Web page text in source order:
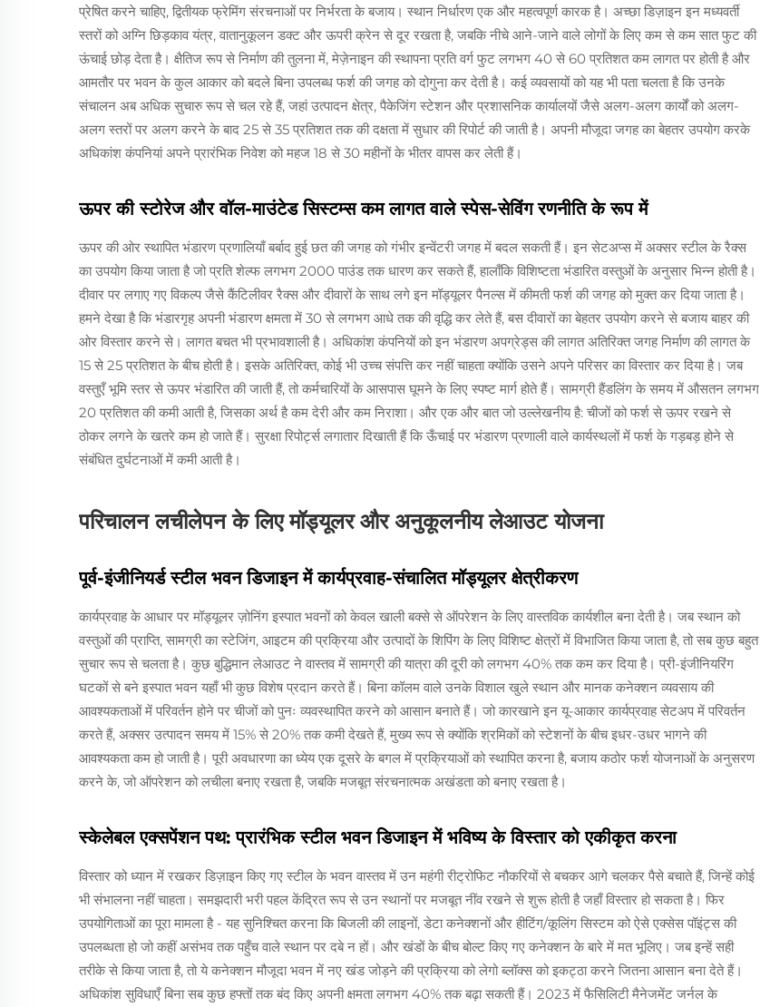
प्रेषित करने चाहिए, द्वितीयक फ्रेमिंग संरचनाओं पर निर्भरता के बजाय। स्थान निर्धारण एक और महत्वपूर्ण कारक है। अच्छा डिज़ाइन इन मध्यवर्ती
स्तरों को अग्नि छिड़काव यंत्र, वातानुकूलन डक्ट और ऊपरी क्रेन से दूर रखता है, जबकि नीचे आने-जाने वाले लोगों के लिए कम से कम सात फुट की
ऊंचाई छोड़ देता है। क्षैतिज रूप से निर्माण की तुलना में, मेज़ेनाइन की स्थापना प्रति वर्ग फुट लगभग 40 से 60 प्रतिशत कम लागत पर होती है और
आमतौर पर भवन के कुल आकार को बदले बिना उपलब्ध फर्श की जगह को दोगुना कर देती है। कई व्यवसायों को यह भी पता चलता है कि उनके
संचालन अब अधिक सुचारु रूप से चल रहे हैं, जहां उत्पादन क्षेत्र, पैकेजिंग स्टेशन और प्रशासनिक कार्यालयों जैसे अलग-अलग कार्यों को अलग-
अलग स्तरों पर अलग करने के बाद 25 से 35 प्रतिशत तक की दक्षता में सुधार की रिपोर्ट की जाती है। अपनी मौजूदा जगह का बेहतर उपयोग करके
अधिकांश कंपनियां अपने प्रारंभिक निवेश को महज 18 से 30 महीनों के भीतर वापस कर लेती हैं।
ऊपर की स्टोरेज और वॉल-माउंटेड सिस्टम्स कम लागत वाले स्पेस-सेविंग रणनीति के रूप में
ऊपर की ओर स्थापित भंडारण प्रणालियाँ बर्बाद हुई छत की जगह को गंभीर इन्वेंटरी जगह में बदल सकती हैं। इन सेटअप्स में अक्सर स्टील के रैक्स
का उपयोग किया जाता है जो प्रति शेल्फ लगभग 2000 पाउंड तक धारण कर सकते हैं, हालाँकि विशिष्टता भंडारित वस्तुओं के अनुसार भिन्न होती है।
दीवार पर लगाए गए विकल्प जैसे कैंटिलीवर रैक्स और दीवारों के साथ लगे इन मॉड्यूलर पैनल्स में कीमती फर्श की जगह को मुक्त कर दिया जाता है।
हमने देखा है कि भंडारगृह अपनी भंडारण क्षमता में 30 से लगभग आधे तक की वृद्धि कर लेते हैं, बस दीवारों का बेहतर उपयोग करने से बजाय बाहर की
ओर विस्तार करने से। लागत बचत भी प्रभावशाली है। अधिकांश कंपनियों को इन भंडारण अपग्रेड्स की लागत अतिरिक्त जगह निर्माण की लागत के
15 से 25 प्रतिशत के बीच होती है। इसके अतिरिक्त, कोई भी उच्च संपत्ति कर नहीं चाहता क्योंकि उसने अपने परिसर का विस्तार कर दिया है। जब
वस्तुएँ भूमि स्तर से ऊपर भंडारित की जाती हैं, तो कर्मचारियों के आसपास घूमने के लिए स्पष्ट मार्ग होते हैं। सामग्री हैंडलिंग के समय में औसतन लगभग
20 प्रतिशत की कमी आती है, जिसका अर्थ है कम देरी और कम निराशा। और एक और बात जो उल्लेखनीय है: चीजों को फर्श से ऊपर रखने से
ठोकर लगने के खतरे कम हो जाते हैं। सुरक्षा रिपोर्ट्स लगातार दिखाती हैं कि ऊँचाई पर भंडारण प्रणाली वाले कार्यस्थलों में फर्श के गड़बड़ होने से
संबंधित दुर्घटनाओं में कमी आती है।
परिचालन लचीलेपन के लिए मॉड्यूलर और अनुकूलनीय लेआउट योजना
पूर्व-इंजीनियर्ड स्टील भवन डिजाइन में कार्यप्रवाह-संचालित मॉड्यूलर क्षेत्रीकरण
कार्यप्रवाह के आधार पर मॉड्यूलर ज़ोनिंग इस्पात भवनों को केवल खाली बक्से से ऑपरेशन के लिए वास्तविक कार्यशील बना देती है। जब स्थान को
वस्तुओं की प्राप्ति, सामग्री का स्टेजिंग, आइटम की प्रक्रिया और उत्पादों के शिपिंग के लिए विशिष्ट क्षेत्रों में विभाजित किया जाता है, तो सब कुछ बहुत
सुचार रूप से चलता है। कुछ बुद्धिमान लेआउट ने वास्तव में सामग्री की यात्रा की दूरी को लगभग 40% तक कम कर दिया है। प्री-इंजीनियरिंग
घटकों से बने इस्पात भवन यहाँ भी कुछ विशेष प्रदान करते हैं। बिना कॉलम वाले उनके विशाल खुले स्थान और मानक कनेक्शन व्यवसाय की
आवश्यकताओं में परिवर्तन होने पर चीजों को पुनः व्यवस्थापित करने को आसान बनाते हैं। जो कारखाने इन यू-आकार कार्यप्रवाह सेटअप में परिवर्तन
करते हैं, अक्सर उत्पादन समय में 15% से 20% तक कमी देखते हैं, मुख्य रूप से क्योंकि श्रमिकों को स्टेशनों के बीच इधर-उधर भागने की
आवश्यकता कम हो जाती है। पूरी अवधारणा का ध्येय एक दूसरे के बगल में प्रक्रियाओं को स्थापित करना है, बजाय कठोर फर्श योजनाओं के अनुसरण
करने के, जो ऑपरेशन को लचीला बनाए रखता है, जबकि मजबूत संरचनात्मक अखंडता को बनाए रखता है।
स्केलेबल एक्सपेंशन पथ: प्रारंभिक स्टील भवन डिजाइन में भविष्य के विस्तार को एकीकृत करना
विस्तार को ध्यान में रखकर डिज़ाइन किए गए स्टील के भवन वास्तव में उन महंगी रीट्रोफिट नौकरियों से बचकर आगे चलकर पैसे बचाते हैं, जिन्हें कोई
भी संभालना नहीं चाहता। समझदारी भरी पहल केंद्रित रूप से उन स्थानों पर मजबूत नींव रखने से शुरू होती है जहाँ विस्तार हो सकता है। फिर
उपयोगिताओं का पूरा मामला है - यह सुनिश्चित करना कि बिजली की लाइनों, डेटा कनेक्शनों और हीटिंग/कूलिंग सिस्टम को ऐसे एक्सेस पॉइंट्स की
उपलब्धता हो जो कहीं असंभव तक पहुँच वाले स्थान पर दबे न हों। और खंडों के बीच बोल्ट किए गए कनेक्शन के बारे में मत भूलिए। जब इन्हें सही
तरीके से किया जाता है, तो ये कनेक्शन मौजूदा भवन में नए खंड जोड़ने की प्रक्रिया को लेगो ब्लॉक्स को इकट्ठा करने जितना आसान बना देते हैं।
अधिकांश सुविधाएँ बिना सब कुछ हफ्तों तक बंद किए अपनी क्षमता लगभग 40% तक बढ़ा सकती हैं। 2023 में फैसिलिटी मैनेजमेंट जर्नल के